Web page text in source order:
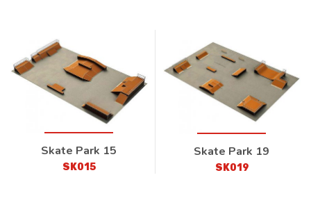
Skate Park 15
SK015
Skate Park 19
SK019